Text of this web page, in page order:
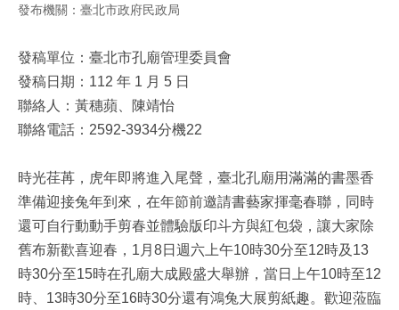
發布機關：臺北市政府民政局
發稿單位：臺北市孔廟管理委員會
發稿日期：112 年 1 月 5 日
聯絡人：黃穗蘋、陳靖怡
聯絡電話：2592-3934分機22
時光荏苒，虎年即將進入尾聲，臺北孔廟用滿滿的書墨香
準備迎接兔年到來，在年節前邀請書藝家揮毫春聯，同時
還可自行動動手剪春並體驗版印斗方與紅包袋，讓大家除
舊布新歡喜迎春，1月8日週六上午10時30分至12時及13
時30分至15時在孔廟大成殿盛大舉辦，當日上午10時至12
時、13時30分至16時30分還有鴻兔大展剪紙趣。歡迎蒞臨